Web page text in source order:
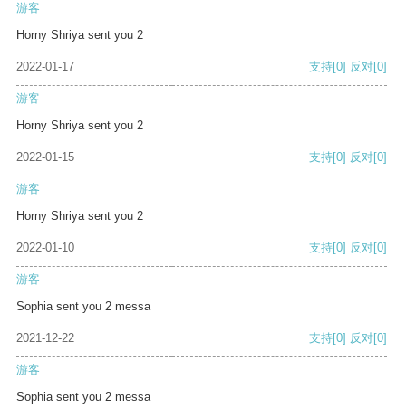
游客
Horny Shriya sent you 2
2022-01-17 支持[0] 反对[0]
游客
Horny Shriya sent you 2
2022-01-15 支持[0] 反对[0]
游客
Horny Shriya sent you 2
2022-01-10 支持[0] 反对[0]
游客
Sophia sent you 2 messa
2021-12-22 支持[0] 反对[0]
游客
Sophia sent you 2 messa